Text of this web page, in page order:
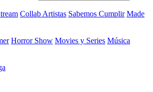
Collab Artistas Sabemos Cumplir Made
Horror Show Movies y Series Música